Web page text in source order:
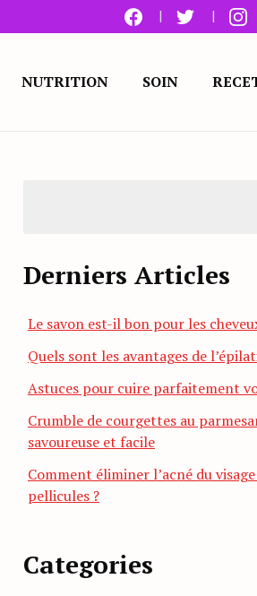
NUTRITION SOIN
Derniers Articles
Le savon est-il bon pour les
Quels sont les avantages de
Astuces pour cuire parfaitement
Crumble de courgettes au
savoureuse et facile
Comment éliminer l’acné du
pellicules ?
Categories